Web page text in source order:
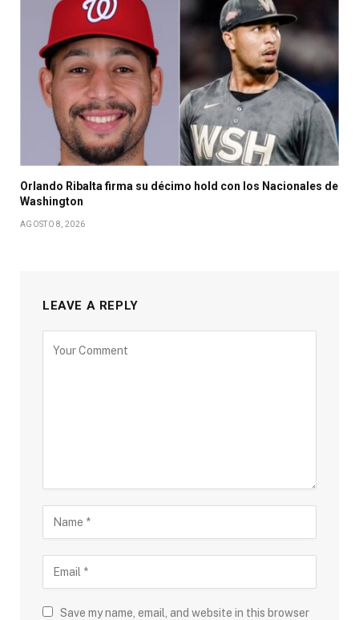
Orlando Ribalta firma su décimo hold con los Nacionales de
Washington
AGOSTO 8, 2026
LEAVE A REPLY
Save my name, email, and website in this browser